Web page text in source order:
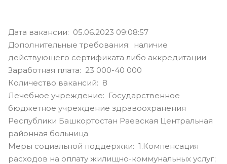
Дата вакансии: 05.06.2023 09:08:57
Дополнительные требования: наличие
действующего сертификата либо аккредитации
Заработная плата: 23 000-40 000
Количество вакансий: 8
Лечебное учреждение: Государственное
бюджетное учреждение здравоохранения
Республики Башкортостан Раевская Центральная
районная больница
Меры социальной поддержки: 1.Компенсация
расходов на оплату жилищно-коммунальных услуг;